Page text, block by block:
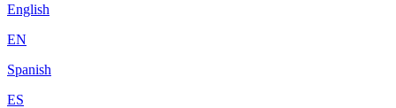
English
EN
Spanish
ES